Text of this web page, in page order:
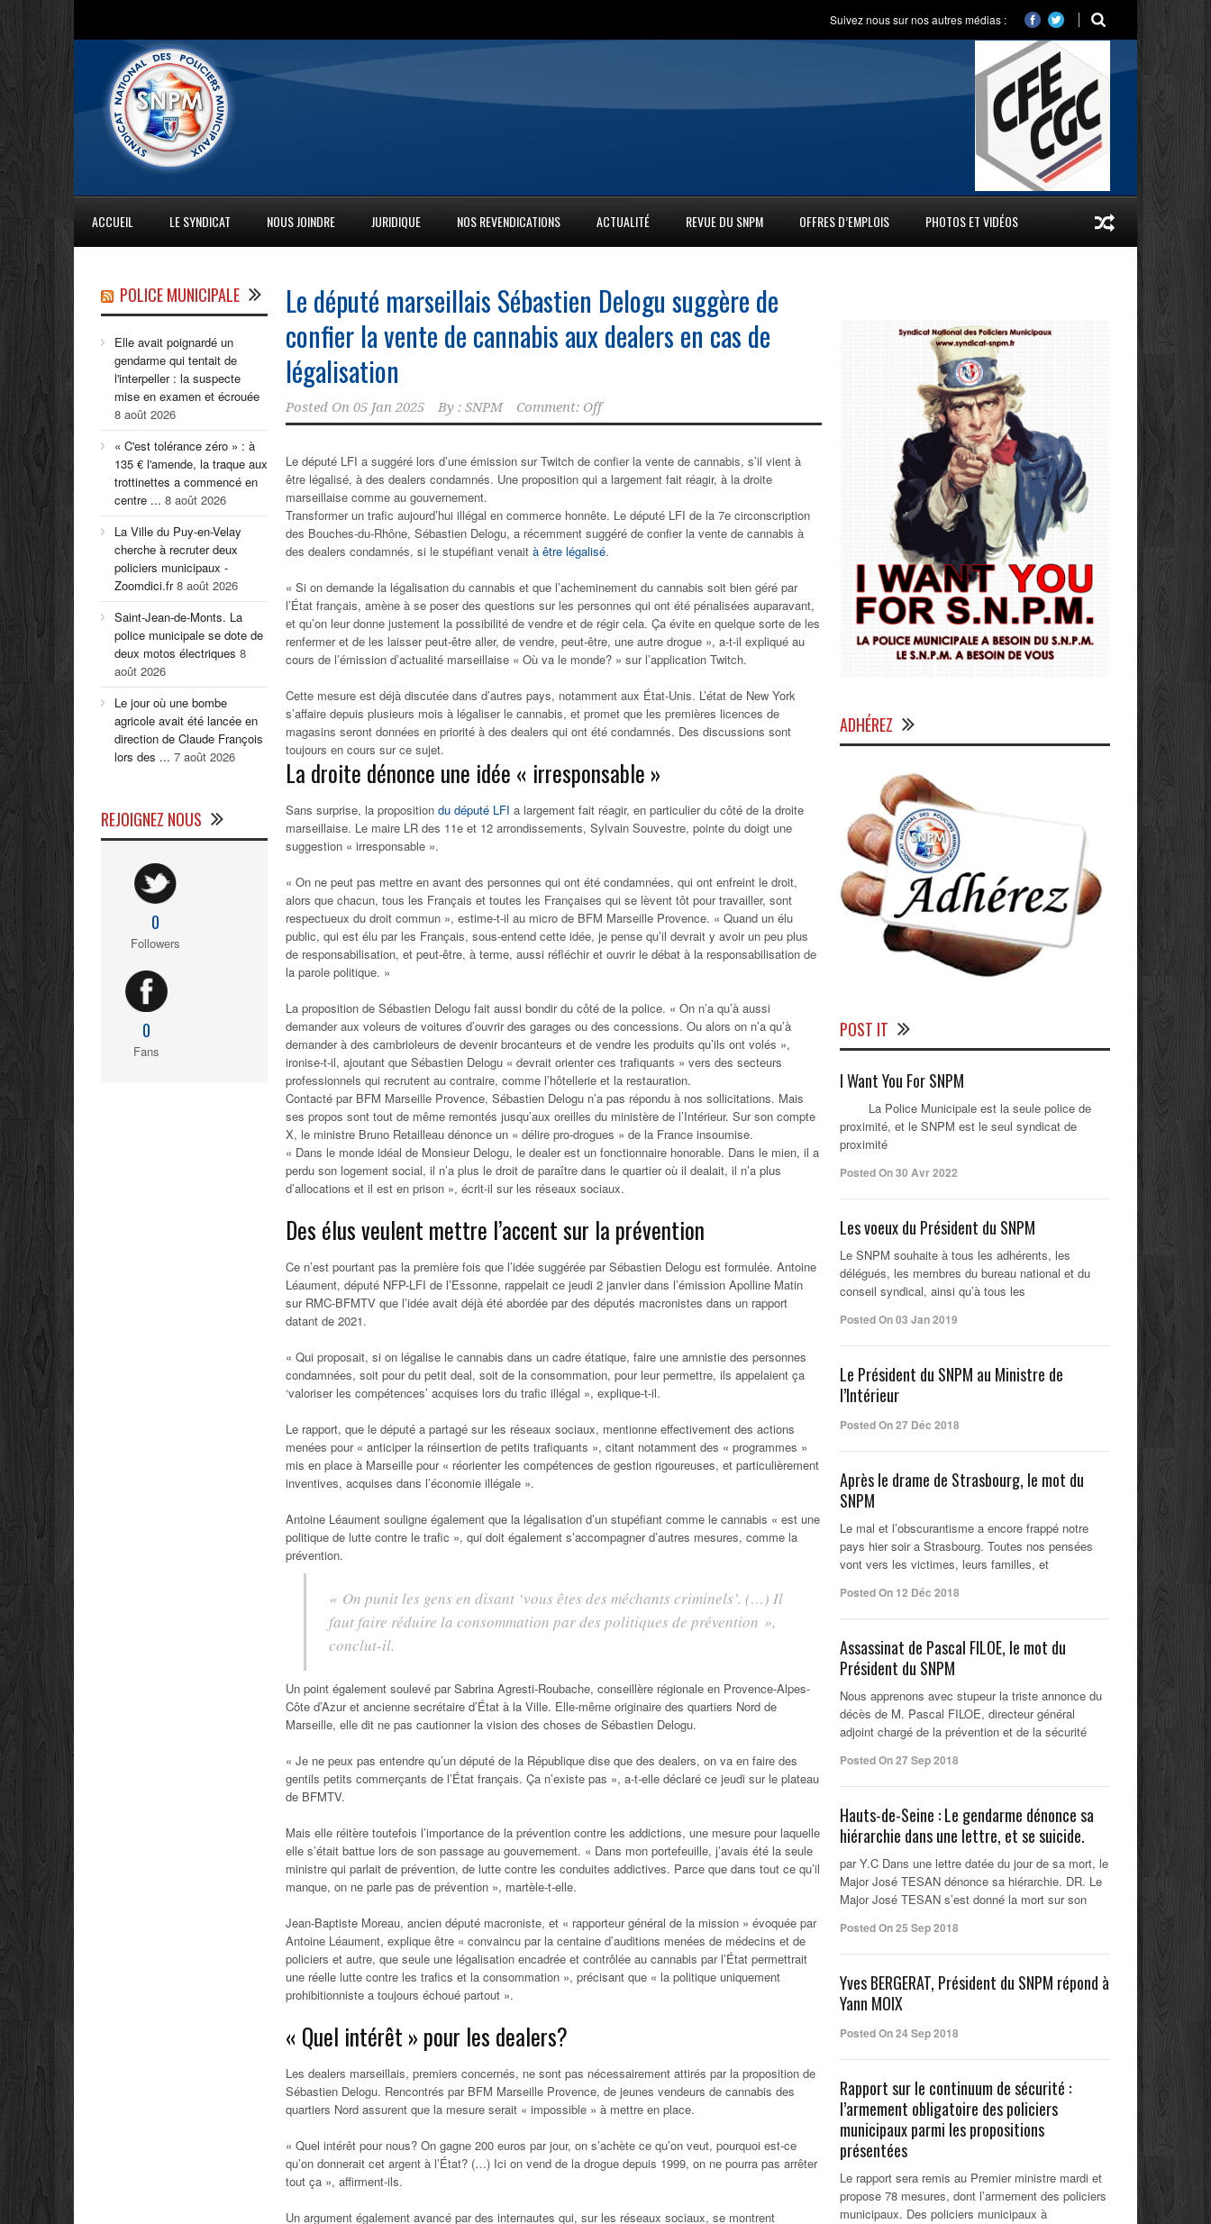
Suivez nous sur nos autres médias :
ACCUEIL LE SYNDICAT NOUS JOINDRE JURIDIQUE NOS REVENDICATIONS ACTUALITÉ REVUE DU SNPM OFFRES D’EMPLOIS PHOTOS ET VIDÉOS
Le député marseillais Sébastien Delogu suggère de
confier la vente de cannabis aux dealers en cas de
légalisation
Posted On 05 Jan 2025 By : SNPM Comment: Off
Le député LFI a suggéré lors d’une émission sur Twitch de confier la vente de cannabis, s’il vient à
être légalisé, à des dealers condamnés. Une proposition qui a largement fait réagir, à la droite
marseillaise comme au gouvernement.
Transformer un trafic aujourd’hui illégal en commerce honnête. Le député LFI de la 7e circonscription
des Bouches-du-Rhône, Sébastien Delogu, a récemment suggéré de confier la vente de cannabis à
des dealers condamnés, si le stupéfiant venait à être légalisé.
« Si on demande la légalisation du cannabis et que l’acheminement du cannabis soit bien géré par
l’État français, amène à se poser des questions sur les personnes qui ont été pénalisées auparavant,
et qu’on leur donne justement la possibilité de vendre et de régir cela. Ça évite en quelque sorte de les
renfermer et de les laisser peut-être aller, de vendre, peut-être, une autre drogue », a-t-il expliqué au
cours de l’émission d’actualité marseillaise « Où va le monde? » sur l’application Twitch.
Cette mesure est déjà discutée dans d’autres pays, notamment aux État-Unis. L’état de New York
s’affaire depuis plusieurs mois à légaliser le cannabis, et promet que les premières licences de
magasins seront données en priorité à des dealers qui ont été condamnés. Des discussions sont
toujours en cours sur ce sujet.
La droite dénonce une idée « irresponsable »
Sans surprise, la proposition du député LFI a largement fait réagir, en particulier du côté de la droite
marseillaise. Le maire LR des 11e et 12 arrondissements, Sylvain Souvestre, pointe du doigt une
suggestion « irresponsable ».
« On ne peut pas mettre en avant des personnes qui ont été condamnées, qui ont enfreint le droit,
alors que chacun, tous les Français et toutes les Françaises qui se lèvent tôt pour travailler, sont
respectueux du droit commun », estime-t-il au micro de BFM Marseille Provence. « Quand un élu
public, qui est élu par les Français, sous-entend cette idée, je pense qu’il devrait y avoir un peu plus
de responsabilisation, et peut-être, à terme, aussi réfléchir et ouvrir le débat à la responsabilisation de
la parole politique. »
La proposition de Sébastien Delogu fait aussi bondir du côté de la police. « On n’a qu’à aussi
demander aux voleurs de voitures d’ouvrir des garages ou des concessions. Ou alors on n’a qu’à
demander à des cambrioleurs de devenir brocanteurs et de vendre les produits qu’ils ont volés »,
ironise-t-il, ajoutant que Sébastien Delogu « devrait orienter ces trafiquants » vers des secteurs
professionnels qui recrutent au contraire, comme l’hôtellerie et la restauration.
Contacté par BFM Marseille Provence, Sébastien Delogu n’a pas répondu à nos sollicitations. Mais
ses propos sont tout de même remontés jusqu’aux oreilles du ministère de l’Intérieur. Sur son compte
X, le ministre Bruno Retailleau dénonce un « délire pro-drogues » de la France insoumise.
« Dans le monde idéal de Monsieur Delogu, le dealer est un fonctionnaire honorable. Dans le mien, il a
perdu son logement social, il n’a plus le droit de paraître dans le quartier où il dealait, il n’a plus
d’allocations et il est en prison », écrit-il sur les réseaux sociaux.
Des élus veulent mettre l’accent sur la prévention
Ce n’est pourtant pas la première fois que l’idée suggérée par Sébastien Delogu est formulée. Antoine
Léaument, député NFP-LFI de l’Essonne, rappelait ce jeudi 2 janvier dans l’émission Apolline Matin
sur RMC-BFMTV que l’idée avait déjà été abordée par des députés macronistes dans un rapport
datant de 2021.
« Qui proposait, si on légalise le cannabis dans un cadre étatique, faire une amnistie des personnes
condamnées, soit pour du petit deal, soit de la consommation, pour leur permettre, ils appelaient ça
‘valoriser les compétences’ acquises lors du trafic illégal », explique-t-il.
Le rapport, que le député a partagé sur les réseaux sociaux, mentionne effectivement des actions
menées pour « anticiper la réinsertion de petits trafiquants », citant notamment des « programmes »
mis en place à Marseille pour « réorienter les compétences de gestion rigoureuses, et particulièrement
inventives, acquises dans l’économie illégale ».
Antoine Léaument souligne également que la légalisation d’un stupéfiant comme le cannabis « est une
politique de lutte contre le trafic », qui doit également s’accompagner d’autres mesures, comme la
prévention.
« On punit les gens en disant ‘vous êtes des méchants criminels’. (…) Il
faut faire réduire la consommation par des politiques de prévention »,
conclut-il.
Un point également soulevé par Sabrina Agresti-Roubache, conseillère régionale en Provence-Alpes-
Côte d’Azur et ancienne secrétaire d’État à la Ville. Elle-même originaire des quartiers Nord de
Marseille, elle dit ne pas cautionner la vision des choses de Sébastien Delogu.
« Je ne peux pas entendre qu’un député de la République dise que des dealers, on va en faire des
gentils petits commerçants de l’État français. Ça n’existe pas », a-t-elle déclaré ce jeudi sur le plateau
de BFMTV.
Mais elle réitère toutefois l’importance de la prévention contre les addictions, une mesure pour laquelle
elle s’était battue lors de son passage au gouvernement. « Dans mon portefeuille, j’avais été la seule
ministre qui parlait de prévention, de lutte contre les conduites addictives. Parce que dans tout ce qu’il
manque, on ne parle pas de prévention », martèle-t-elle.
Jean-Baptiste Moreau, ancien député macroniste, et « rapporteur général de la mission » évoquée par
Antoine Léaument, explique être « convaincu par la centaine d’auditions menées de médecins et de
policiers et autre, que seule une légalisation encadrée et contrôlée au cannabis par l’État permettrait
une réelle lutte contre les trafics et la consommation », précisant que « la politique uniquement
prohibitionniste a toujours échoué partout ».
« Quel intérêt » pour les dealers?
Les dealers marseillais, premiers concernés, ne sont pas nécessairement attirés par la proposition de
Sébastien Delogu. Rencontrés par BFM Marseille Provence, de jeunes vendeurs de cannabis des
quartiers Nord assurent que la mesure serait « impossible » à mettre en place.
« Quel intérêt pour nous? On gagne 200 euros par jour, on s’achète ce qu’on veut, pourquoi est-ce
qu’on donnerait cet argent à l’État? (…) Ici on vend de la drogue depuis 1999, on ne pourra pas arrêter
tout ça », affirment-ils.
Un argument également avancé par des internautes qui, sur les réseaux sociaux, se montrent
POLICE MUNICIPALE
Elle avait poignardé un
gendarme qui tentait de
l'interpeller : la suspecte
mise en examen et écrouée
8 août 2026
« C'est tolérance zéro » : à
135 € l'amende, la traque aux
trottinettes a commencé en
centre ... 8 août 2026
La Ville du Puy-en-Velay
cherche à recruter deux
policiers municipaux -
Zoomdici.fr 8 août 2026
Saint-Jean-de-Monts. La
police municipale se dote de
deux motos électriques 8
août 2026
Le jour où une bombe
agricole avait été lancée en
direction de Claude François
lors des ... 7 août 2026
REJOIGNEZ NOUS
0
Followers
0
Fans
ADHÉREZ
POST IT
I Want You For SNPM
La Police Municipale est la seule police de
proximité, et le SNPM est le seul syndicat de
proximité
Posted On 30 Avr 2022
Les voeux du Président du SNPM
Le SNPM souhaite à tous les adhérents, les
délégués, les membres du bureau national et du
conseil syndical, ainsi qu’à tous les
Posted On 03 Jan 2019
Le Président du SNPM au Ministre de
l’Intérieur
Posted On 27 Déc 2018
Après le drame de Strasbourg, le mot du
SNPM
Le mal et l’obscurantisme a encore frappé notre
pays hier soir a Strasbourg. Toutes nos pensées
vont vers les victimes, leurs familles, et
Posted On 12 Déc 2018
Assassinat de Pascal FILOE, le mot du
Président du SNPM
Nous apprenons avec stupeur la triste annonce du
décès de M. Pascal FILOE, directeur général
adjoint chargé de la prévention et de la sécurité
Posted On 27 Sep 2018
Hauts-de-Seine : Le gendarme dénonce sa
hiérarchie dans une lettre, et se suicide.
par Y.C Dans une lettre datée du jour de sa mort, le
Major José TESAN dénonce sa hiérarchie. DR. Le
Major José TESAN s’est donné la mort sur son
Posted On 25 Sep 2018
Yves BERGERAT, Président du SNPM répond à
Yann MOIX
Posted On 24 Sep 2018
Rapport sur le continuum de sécurité :
l’armement obligatoire des policiers
municipaux parmi les propositions
présentées
Le rapport sera remis au Premier ministre mardi et
propose 78 mesures, dont l’armement des policiers
municipaux. Des policiers municipaux à